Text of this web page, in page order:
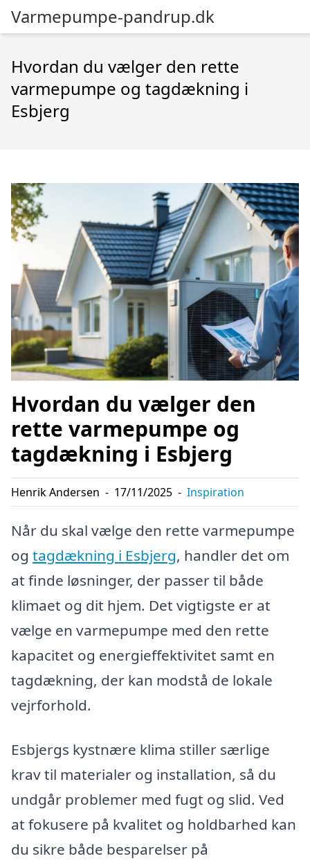
Varmepumpe-pandrup.dk
Hvordan du vælger den rette
varmepumpe og tagdækning i
Esbjerg
Hvordan du vælger den
rette varmepumpe og
tagdækning i Esbjerg
Henrik Andersen - 17/11/2025 - Inspiration
Når du skal vælge den rette varmepumpe
og tagdækning i Esbjerg, handler det om
at finde løsninger, der passer til både
klimaet og dit hjem. Det vigtigste er at
vælge en varmepumpe med den rette
kapacitet og energieffektivitet samt en
tagdækning, der kan modstå de lokale
vejrforhold.
Esbjergs kystnære klima stiller særlige
krav til materialer og installation, så du
undgår problemer med fugt og slid. Ved
at fokusere på kvalitet og holdbarhed kan
du sikre både besparelser på